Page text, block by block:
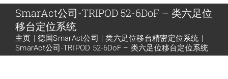
产品中心
代理品牌
SmarAct公司-TRIPOD 52-6DoF – 类六足位
移台定位系统
主页 德国SmarAct公司
类六足位移台精密定位系统
SmarAct公司-TRIPOD 52-6DoF – 类六足位移台定位系统